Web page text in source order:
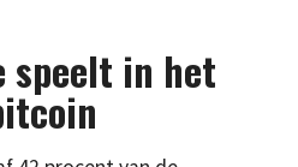
speelt in het